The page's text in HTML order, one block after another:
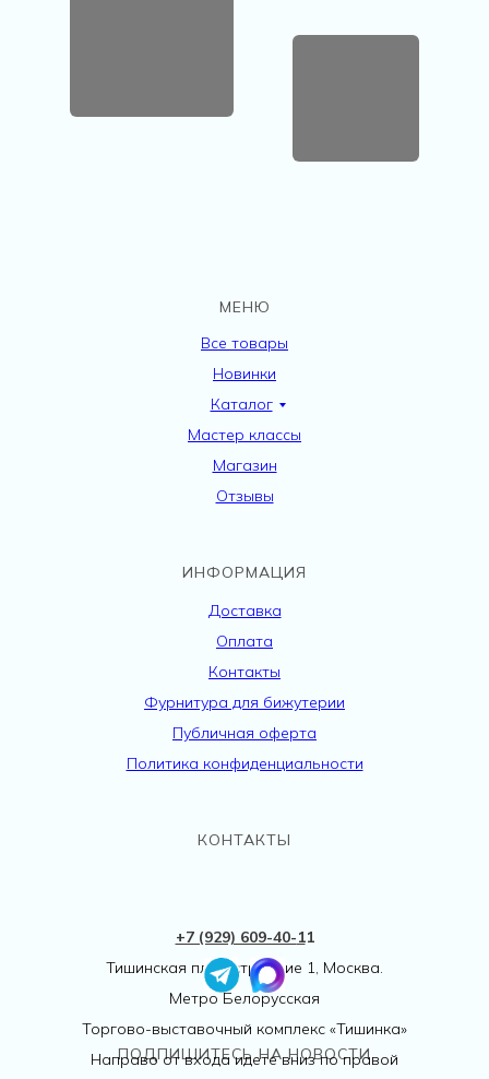
МЕНЮ
Все товары
Новинки
Каталог
Мастер классы
Магазин
Отзывы
ИНФОРМАЦИЯ
Доставка
Оплата
Контакты
Фурнитура для бижутерии
Публичная оферта
Политика конфиденциальности
ПОДПИШИТЕСЬ НА НОВОСТИ
КОНТАКТЫ
+7 (929) 609-40-11
Тишинская пл., 1 строение 1, Москва.
Метро Белорусская
Торгово-выставочный комплекс «Тишинка»
Направо от входа идете вниз по правой